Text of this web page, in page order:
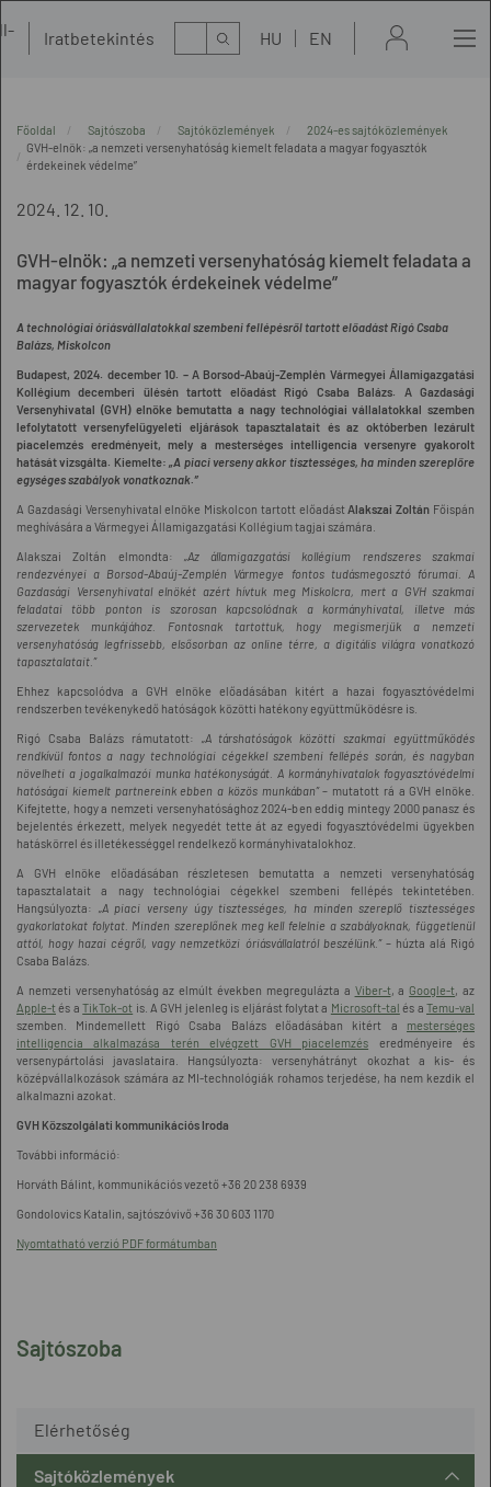
Iratbetekintés Kereső HU EN
Sajtószoba
Elérhetőség
Sajtóközlemények
Főoldal Sajtószoba Sajtóközlemények
2024-es sajtóközlemények
GVH-elnök: „a nemzeti versenyhatóság kiemelt feladata a magyar fogyasztók
érdekeinek védelme”
2024. 12. 10.
GVH-elnök: „a nemzeti versenyhatóság kiemelt feladata a
magyar fogyasztók érdekeinek védelme”
A technológiai óriásvállalatokkal szembeni fellépésről tartott előadást Rigó Csaba
Balázs, Miskolcon
Budapest, 2024. december 10. –A Borsod-Abaúj-Zemplén Vármegyei Államigazgatási
Kollégium decemberi ülésén tartott előadást Rigó Csaba Balázs. A Gazdasági
Versenyhivatal (GVH) elnöke bemutatta a nagy technológiai vállalatokkal szemben
lefolytatott versenyfelügyeleti eljárások tapasztalatait és az októberben lezárult
piacelemzés eredményeit, mely a mesterséges intelligencia versenyre gyakorolt
hatását vizsgálta. Kiemelte:„A piaci verseny akkor tisztességes, ha minden szereplőre
egységes szabályok vonatkoznak.”
A Gazdasági Versenyhivatal elnöke Miskolcon tartott előadástAlakszai Zoltán Főispán
meghívására a Vármegyei Államigazgatási Kollégium tagjai számára.
Alakszai Zoltán elmondta: „Az államigazgatási kollégium rendszeres szakmai
rendezvényei a Borsod-Abaúj-Zemplén Vármegye fontos tudásmegosztó fórumai. A
Gazdasági Versenyhivatal elnökét azért hívtuk meg Miskolcra, mert a GVH szakmai
feladatai több ponton is szorosan kapcsolódnak a kormányhivatal, illetve más
szervezetek munkájához. Fontosnak tartottuk, hogy megismerjük a nemzeti
versenyhatóság legfrissebb, elsősorban az online térre, a digitális világra vonatkozó
tapasztalatait.”
Ehhez kapcsolódva a GVH elnöke előadásában kitért a hazai fogyasztóvédelmi
rendszerben tevékenykedő hatóságok közötti hatékony együttműködésre is.
Rigó Csaba Balázs rámutatott: „A társhatóságok közötti szakmai együttműködés
rendkívül fontos a nagy technológiai cégekkel szembeni fellépés során, és nagyban
növelheti a jogalkalmazói munka hatékonyságát. A kormányhivatalok fogyasztóvédelmi
hatóságai kiemelt partnereink ebben a közös munkában”– mutatott rá a GVH elnöke.
Kifejtette, hogy a nemzeti versenyhatósághoz 2024-ben eddig mintegy 2000 panasz és
bejelentés érkezett, melyek negyedét tette át az egyedi fogyasztóvédelmi ügyekben
hatáskörrel és illetékességgel rendelkező kormányhivatalokhoz.
A GVH elnöke előadásában részletesen bemutatta a nemzeti versenyhatóság
tapasztalatait a nagy technológiai cégekkel szembeni fellépés tekintetében.
Hangsúlyozta: „A piaci verseny úgy tisztességes, ha minden szereplő tisztességes
gyakorlatokat folytat. Minden szereplőnek meg kell felelnie a szabályoknak, függetlenül
attól, hogy hazai cégről, vagy nemzetközi óriásvállalatról beszélünk.”– húzta alá Rigó
Csaba Balázs.
A nemzeti versenyhatóság az elmúlt években megregulázta a Viber-t, a Google-t, az
Apple-tés aTikTok-ot is. A GVH jelenleg is eljárást folytat a Microsoft-tal és aTemu-val
szemben. Mindemellett Rigó Csaba Balázs előadásában kitért a mesterséges
intelligencia alkalmazása terén elvégzett GVH piacelemzés eredményeire és
versenypártolási javaslataira. Hangsúlyozta: versenyhátrányt okozhat a kis- és
középvállalkozások számára az MI-technológiák rohamos terjedése, ha nem kezdik el
alkalmazni azokat.
GVH Közszolgálati kommunikációs Iroda
További információ:
Horváth Bálint, kommunikációs vezető +36 20 238 6939
Gondolovics Katalin, sajtószóvivő +36 30 603 1170
Nyomtatható verzió PDF formátumban